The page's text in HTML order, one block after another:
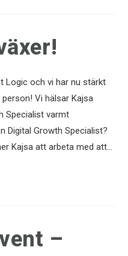
Logic och vi har nu stärkt
Vi hälsar Kajsa
Specialist varmt
Digital Growth Specialist?
Kajsa att arbeta med att…
–